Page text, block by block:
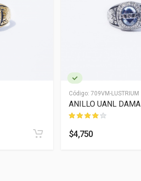
Código: 709VM-LUSTRIUM
ANILLO UANL DAMA
$4,750